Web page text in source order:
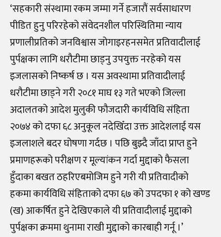
‘सहकारी संस्थामा रकम जम्मा गर्ने हजारौं सर्वसाधारण
पीडित हुनु परिरहेको संवेदनशील परिस्थितिमा न्याय
प्रणालीप्रतिको जनविश्वास जोगाइरहनसमेत प्रतिवादीलाई
पुर्पक्षका लागि धरौटीमा छाड्नु उपयुक्त नरहेको यस
इजलासको निष्कर्ष छ । यस अवस्थामा प्रतिवादीलाई
धरौटीमा छाड्ने गरी २०८१ माघ १३ गते भएको जिल्ला
अदालतको आदेश मुलुकी फौजदारी कार्यविधि संहिता
२०७४ को दफा ६८ अनुकूल नदेखिँदा उक्त आदेशलाई यस
इजलाशले बदर घोषणा गर्दछ । पछि बुझ्दै जाँदा प्राप्त हुने
प्रमाणहरूको परीक्षण र मूल्यांकन गर्दा मुद्दाको फैसला
हुँदाका बखत ठहरिएबमोजिम हुने गरी यी प्रतिवादीको
हकमा कार्यविधि संहिताको दफा ६७ को उपदफा १ को खण्ड
(ख) आकर्षित हुने देखिएकाले यी प्रतिवादीलाई मुद्दाको
पुर्पक्षका क्रममा थुनामा राखी मुद्दाको कारबाही गर्नू ।’